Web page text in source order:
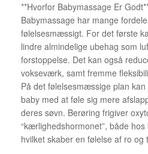
**Hvorfor Babymassage Er
Babymassage har mange
følelsesmæssigt. For det første
lindre almindelige ubehag som
forstoppelse. Det kan også
vokseværk, samt fremme
På det følelsesmæssige plan
baby med at føle sig mere
deres søvn. Berøring frigiver
“kærlighedshormonet”, både
hvilket skaber en følelse af ro og